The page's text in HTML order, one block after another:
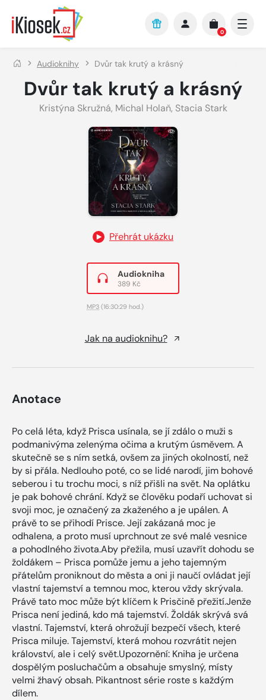
Přejít na hlavní obsah
0
Audioknihy Dvůr tak krutý a krásný
Dvůr tak krutý a krásný
Kristýna Skružná, Michal Holaň, Stacia Stark
Přehrát ukázku
Audiokniha
389 Kč
MP3 (16:30:29 hod.)
Jak na audioknihu?
Anotace
Po celá léta, když Prisca usínala, se jí zdálo o muži s
podmanivýma zelenýma očima a krutým úsměvem. A
skutečně se s ním setká, ovšem za jiných okolností, než
by si přála. Nedlouho poté, co se lidé narodí, jim bohové
seberou i tu trochu moci, s níž přišli na svět. Na oplátku
je pak bohové chrání. Když se člověku podaří uchovat si
svoji moc, je označený za zkaženého a je upálen. A
právě to se přihodí Prisce. Její zakázaná moc je
odhalena, a proto musí uprchnout ze své malé vesnice
a pohodlného života.Aby přežila, musí uzavřít dohodu se
žoldákem – Prisca pomůže jemu a jeho tajemným
přátelům proniknout do města a oni ji naučí ovládat její
vlastní tajemství a temnou moc, kterou vždy skrývala.
Právě tato moc může být klíčem k Prisčině přežití.Jenže
Prisca není jediná, kdo má tajemství. Žoldák skrývá svá
vlastní. Tajemství, která ohrožují bezpečí všech, které
Prisca miluje. Tajemství, která mohou rozvrátit nejen
království, ale i celý svět.Upozornění: Kniha je určena
dospělým posluchačům a obsahuje smyslný, místy
velmi žhavý obsah. Pikantnost série roste s každým
dílem.